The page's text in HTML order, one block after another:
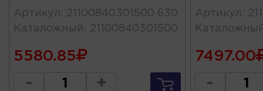
Артикул : 21100840301500 630
Каталожный : 21100840301500
5580.85
- +
Артикул :
7497.00
-